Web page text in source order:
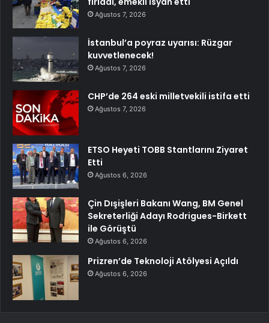
Ağustos 7, 2026
İstanbul’a poyraz uyarısı: Rüzgar
kuvvetlenecek!
Ağustos 7, 2026
CHP’de 264 eski milletvekili istifa etti
Ağustos 7, 2026
ETSO Heyeti TOBB Stantlarını Ziyaret
Etti
Ağustos 6, 2026
Çin Dışişleri Bakanı Wang, BM Genel
Sekreterliği Adayı Rodrigues-Birkett
ile Görüştü
Ağustos 6, 2026
Prizren’de Teknoloji Atölyesi Açıldı
Ağustos 6, 2026